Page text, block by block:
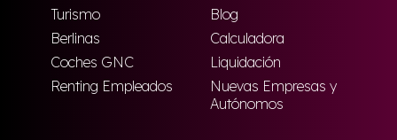
Turismo
Blog
Berlinas
Calculadora
Coches GNC
Liquidación
Renting Empleados
Nuevas Empresas y
Autónomos